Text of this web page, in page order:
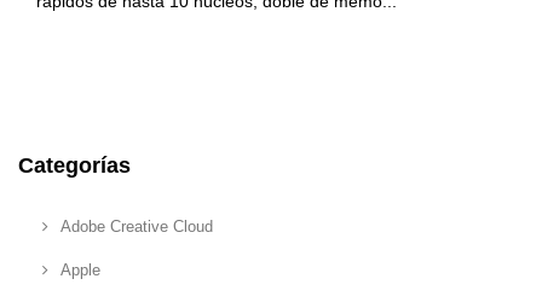
Categorías
Adobe Creative Cloud
Apple